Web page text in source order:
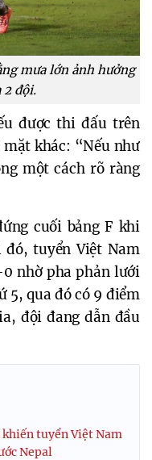
mưa lớn ảnh hưởng
2 đội.
được thi đấu trên
mặt khác: “Nếu như
một cách rõ ràng
cuối bảng F khi
đó, tuyển Việt Nam
nhờ pha phản lưới
5, qua đó có 9 điểm
đội đang dẫn đầu
tuyển Việt Nam
Nepal